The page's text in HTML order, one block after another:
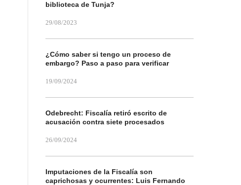
biblioteca de Tunja?
29/08/2023
¿Cómo saber si tengo un proceso de
embargo? Paso a paso para verificar
19/09/2024
Odebrecht: Fiscalía retiró escrito de
acusación contra siete procesados
26/09/2024
Imputaciones de la Fiscalía son
caprichosas y ocurrentes: Luis Fernando